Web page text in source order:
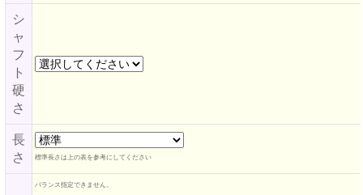
シ
ャ
フ
ト
硬
さ
長
さ
標準長さは上の表を参考にしてください
バランス指定できません。